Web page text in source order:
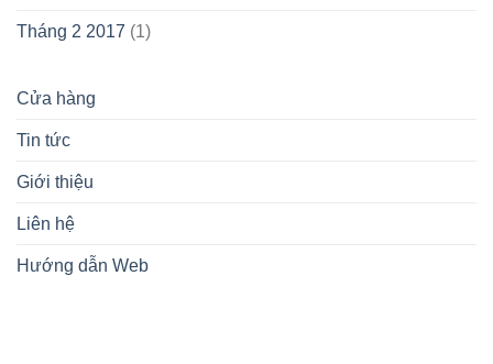
Tháng 2 2017 (1)
Cửa hàng
Tin tức
Giới thiệu
Liên hệ
Hướng dẫn Web